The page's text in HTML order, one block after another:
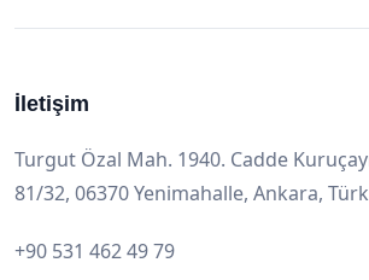
İletişim
Turgut Özal Mah. 1940. Cadde
81/32, 06370 Yenimahalle, Ankara,
+90 531 462 49 79